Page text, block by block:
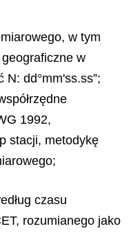
w tym
w
N: dd°mm'ss.ss”;
1992,
stacji, metodykę
czasu
rozumianego jako